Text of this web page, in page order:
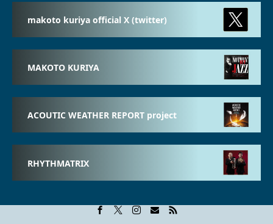
makoto kuriya official X (twitter)
MAKOTO KURIYA
ACOUTIC WEATHER REPORT project
RHYTHMATRIX